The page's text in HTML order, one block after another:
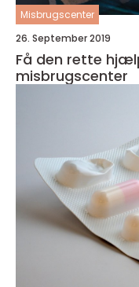
Misbrugscenter
26. September 2019
Få den rette
misbrugscenter